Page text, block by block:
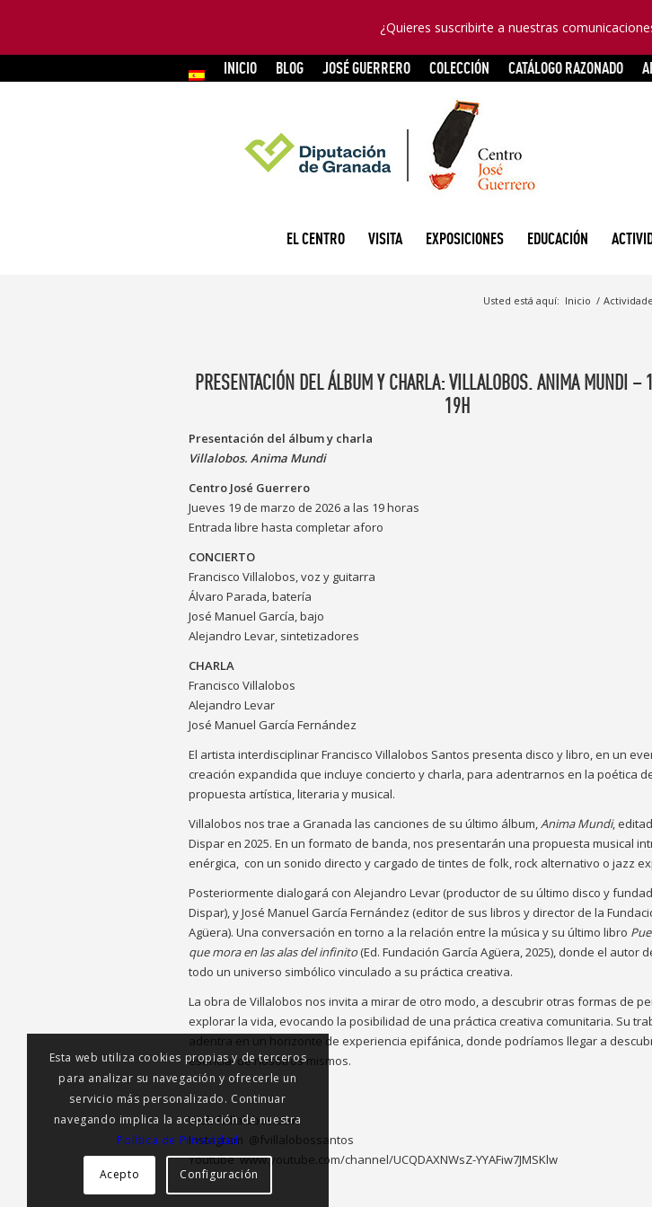
¿Quieres suscribirte a nuestras
INICIO BLOG JOSÉ GUERRERO COLECCIÓN CATÁLOGO RAZONADO
EL CENTRO VISITA EXPOSICIONES EDUCACIÓN
Usted está aquí: Inicio /
PRESENTACIÓN DEL ÁLBUM Y CHARLA: VILLALOBOS. ANIMA MUNDI
19H
Presentación del álbum y charla
Villalobos. Anima Mundi
Centro José Guerrero
Jueves 19 de marzo de 2026 a las 19 horas
Entrada libre hasta completar aforo
CONCIERTO
Francisco Villalobos, voz y guitarra
Álvaro Parada, batería
José Manuel García, bajo
Alejandro Levar, sintetizadores
CHARLA
Francisco Villalobos
Alejandro Levar
José Manuel García Fernández
El artista interdisciplinar Francisco Villalobos Santos presenta disco y libro, en un
creación expandida que incluye concierto y charla, para adentrarnos en la poética
propuesta artística, literaria y musical.
Villalobos nos trae a Granada las canciones de su último álbum,Anima Mundi,
Dispar en 2025. En un formato de banda, nos presentarán una propuesta musical
enérgica, con un sonido directo y cargado de tintes de folk, rock alternativo o jazz
Posteriormente dialogará con Alejandro Levar (productor de su último disco y
Dispar), y José Manuel García Fernández (editor de sus libros y director de la
Agüera). Una conversación en torno a la relación entre la música y su último libro
que mora en las alas del infinito (Ed. Fundación García Agüera, 2025), donde el autor
todo un universo simbólico vinculado a su práctica creativa.
La obra de Villalobos nos invita a mirar de otro modo, a descubrir otras formas de
explorar la vida, evocando la posibilidad de una práctica creativa comunitaria. Su
adentra en un horizonte de experiencia epifánica, donde podríamos llegar a
esencial de nosotros mismos.
Webfvillalobos.com
Instagram @fvillalobossantos
Youtubewww.youtube.com/channel/UCQDAXNWsZ-YYAFiw7JMSKlw
Esta web utiliza cookies propias y de terceros
para analizar su navegación y ofrecerle un
servicio más personalizado. Continuar
navegando implica la aceptación de nuestra
Política de Privacidad
Acepto Configuración